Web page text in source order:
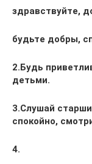
здравствуйте,
будьте добры,
2.Будь
детьми.
3.Слушай
спокойно,
4.